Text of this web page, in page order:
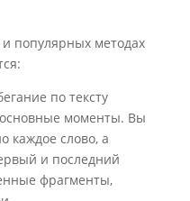
популярных методах
по тексту
моменты. Вы
каждое слово, а
и последний
фрагменты,